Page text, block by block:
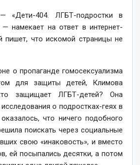
«Дети-404. ЛГБТ-подростки в
— намекает на ответ в интернет-
пишет, что искомой страницы не
о пропаганде гомосексуализма
для защиты детей, Климова
защищает ЛГБТ-детей? Она
о подростках-геях в
что ничего подобного
поискать через социальные
свою «инаковость», и вместо
ей посыпались десятки, а потом